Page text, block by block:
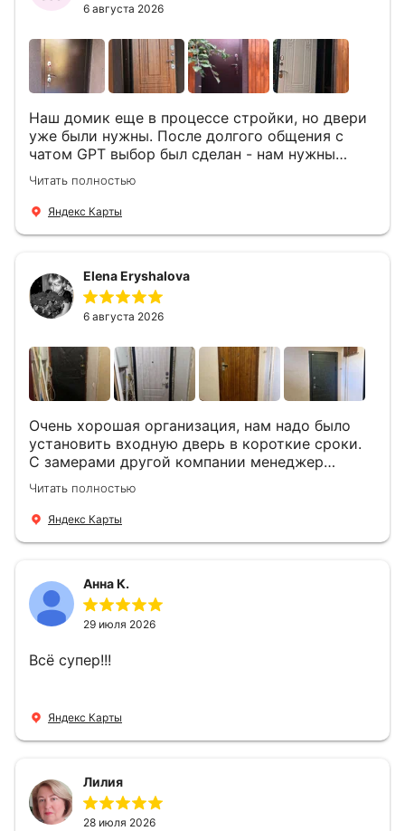
6 августа 2026
Наш домик еще в процессе стройки, но двери
уже были нужны. После долгого общения с
чатом GPT выбор был сделан - нам нужны
двери Аргус Термо Композит, которые нашлись
в компании ДвериОпт . Менеджер Филипп
ответил на все вопросы, посчитал стоимость и
установили две двери, ответили на все
вопросы . Выполненной работой мы довольны.
Огромная всем благодарность!
Читать полностью
Яндекс Карты
Elena Eryshalova
6 августа 2026
Очень хорошая организация, нам надо было
установить входную дверь в короткие сроки.
С замерами другой компании менеджер
компании Филлип, быстро предоставил нам
варианты дверей, монтаж тоже был очень
четкий, позвонили, согласовали и установили
Читать полностью
Яндекс Карты
Анна К.
29 июля 2026
Всё супер!!!
Яндекс Карты
Лилия
28 июля 2026